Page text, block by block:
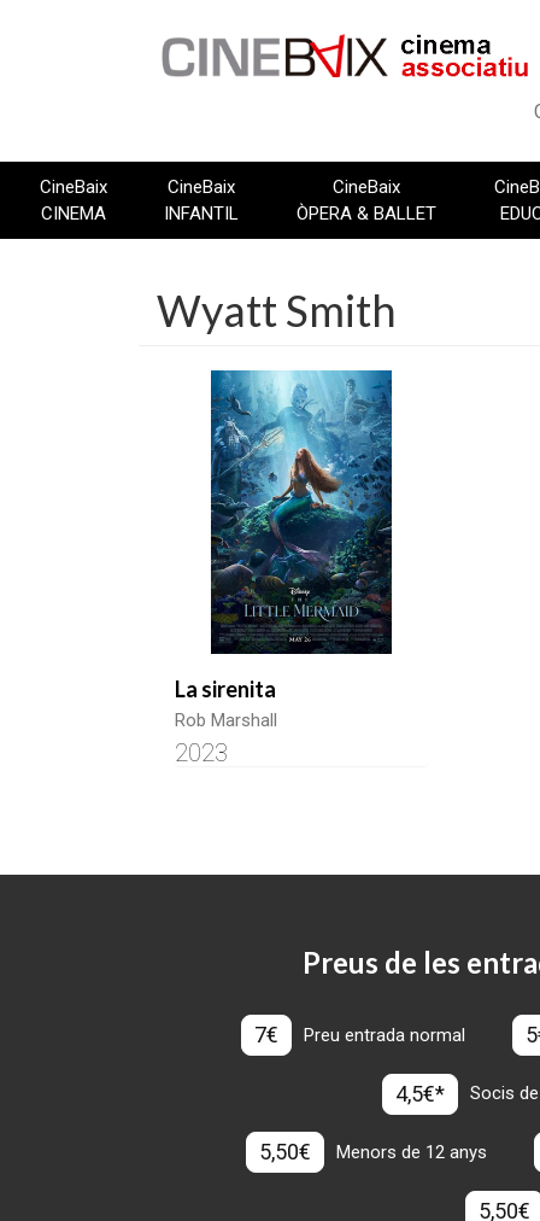
CineBaix
CINEMA
CineBaix
INFANTIL
CineBaix
ÒPERA & BALLET
Wyatt Smith
La sirenita
Rob Marshall
2023
Preus de les
7€ Preu entrada normal
4,5€* Socis
5,50€ Menors de 12 anys
5,50€